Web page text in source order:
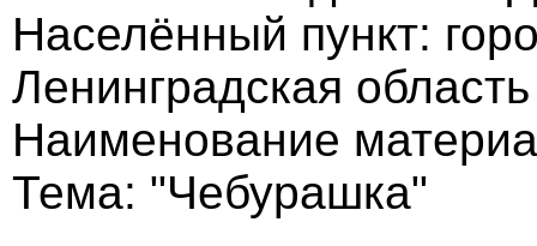
Населённый пункт:
Ленинградская область
Наименование
Тема: "Чебурашка"